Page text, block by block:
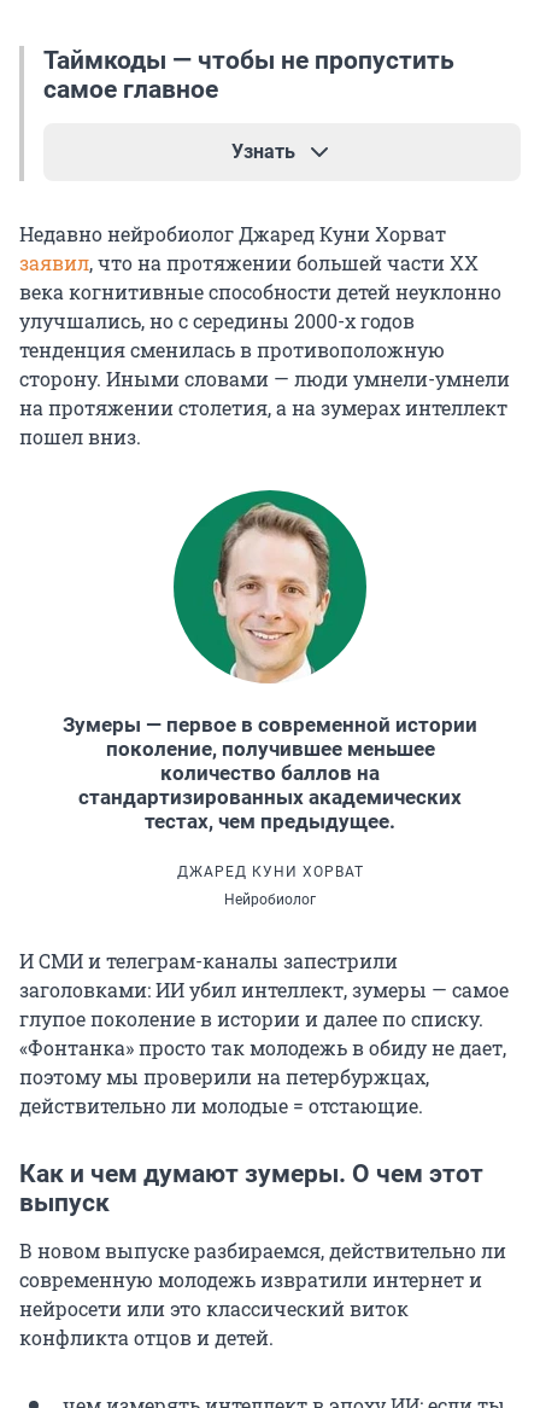
Таймкоды — чтобы не пропустить
самое главное
Узнать
школьные вопросы. Как задачка про кирпич
сломила и зумеров, и тех, кто постарше
14:20 — В ИТМО разрабатывают новый метод
лечения онкологии — и уже тестируют его на
животных. Фототермическая иммунотерапия
рака позволит с высокой точностью управлять
иммунным ответом внутри самой опухоли
23:40 — Какие растения созреют в космосе? В
ВОЕНМЕХе разрабатывают космические
оранжереи для полетов на Марс
32:25 — «Меня заворожили паразиты». Кто
заражает птиц в Ленобласти — или путь
молодого ученого в науке
Недавно нейробиолог Джаред Куни Хорват
заявил, что на протяжении большей части XX
века когнитивные способности детей неуклонно
улучшались, но с середины 2000-х годов
тенденция сменилась в противоположную
сторону. Иными словами — люди умнели-умнели
на протяжении столетия, а на зумерах интеллект
пошел вниз.
Зумеры — первое в современной истории
поколение, получившее меньшее
количество баллов на
стандартизированных академических
тестах, чем предыдущее.
ДЖАРЕД КУНИ ХОРВАТ
Нейробиолог
И СМИ и телеграм-каналы запестрили
заголовками: ИИ убил интеллект, зумеры — самое
глупое поколение в истории и далее по списку.
«Фонтанка» просто так молодежь в обиду не дает,
поэтому мы проверили на петербуржцах,
действительно ли молодые = отстающие.
Как и чем думают зумеры. О чем этот
выпуск
В новом выпуске разбираемся, действительно ли
современную молодежь извратили интернет и
нейросети или это классический виток
конфликта отцов и детей.